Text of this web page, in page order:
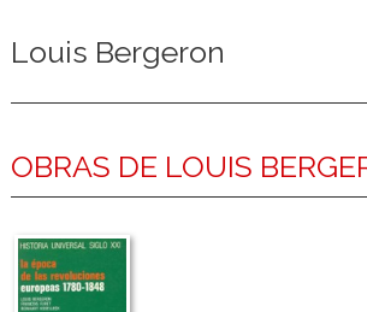
Louis Bergeron
OBRAS DE LOUIS